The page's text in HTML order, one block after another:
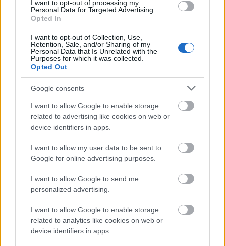
I want to opt-out of processing my
Personal Data for Targeted Advertising.
Opted In
I want to opt-out of Collection, Use,
Retention, Sale, and/or Sharing of my
Personal Data that Is Unrelated with the
Purposes for which it was collected.
Opted Out
Google consents
I want to allow Google to enable storage
related to advertising like cookies on web or
device identifiers in apps.
I want to allow my user data to be sent to
Google for online advertising purposes.
I want to allow Google to send me
personalized advertising.
I want to allow Google to enable storage
related to analytics like cookies on web or
device identifiers in apps.
népszokások címmel
A Hagyományok Háza által indított rajzpályázat témája a téli
házaló népszokások, a szentcsalád-járás, a pásztorok
névnapi köszöntés, a regölés vagy az aprószentek napi
vesszőzésének a megjelenítése.